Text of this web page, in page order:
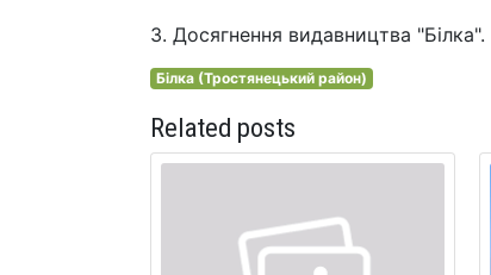
3. Досягнення видавництва "Білка".
Білка (Тростянецький район)
Related posts